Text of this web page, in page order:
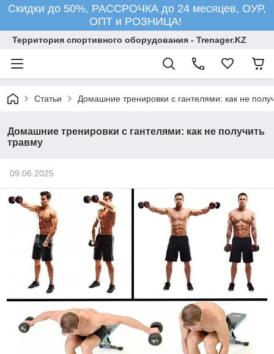
Скидки до 50%, РАССРОЧКА до 24 месяцев, ОУР,
ОПТ и РОЗНИЦА!
Территория спортивного оборудования - Trenager.KZ
Статьи Домашние тренировки с гантелями: как не
Домашние тренировки с гантелями: как не получить
травму
09.06.2025